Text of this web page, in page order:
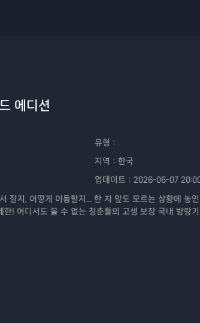
에디션
유형：
지역： 한국
업데이트： 2026-06-07
잘지, 어떻게 이동할지... 한 치 앞도 모르는 상황에 놓
한! 어디서도 볼 수 없는 청춘들의 고생 보장 국내 방랑기